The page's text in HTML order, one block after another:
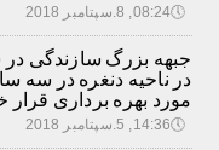
🕔08:24, 8.سپتامبر 2018
جبهه بزرگ سازندگی
مورد بهره برداری
🕔14:36, 5.سپتامبر 2018